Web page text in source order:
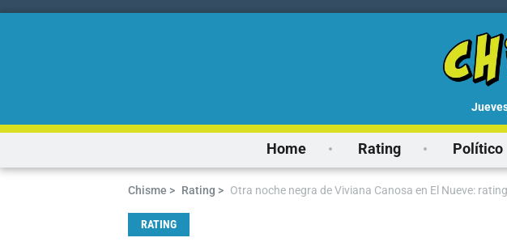
Home Rating Político
Chisme > Rating > Otra noche negra de Viviana Canosa en El Nueve:
RATING